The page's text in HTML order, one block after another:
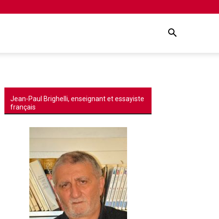
Jean-Paul Brighelli, enseignant et essayiste
français